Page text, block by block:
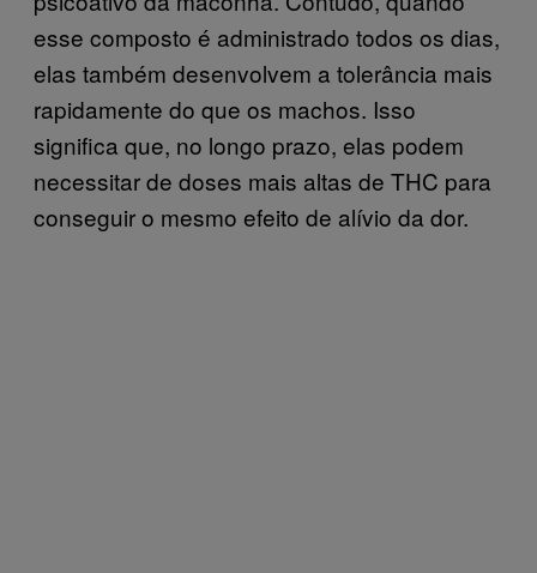
esse composto é administrado todos os dias,
elas também desenvolvem a tolerância mais
rapidamente do que os machos. Isso
significa que, no longo prazo, elas podem
necessitar de doses mais altas de THC para
conseguir o mesmo efeito de alívio da dor.